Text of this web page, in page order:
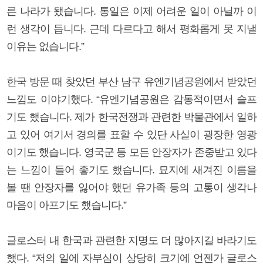
른 나라가 됐습니다. 통일은 이제 어려운 일이 아닐까 이
런 생각이 듭니다. 근데 다르다고 해서 평화롭게 못 지낼
이유는 없습니다.”
한국 방문 때 찾았던 부산 남구 유엔기념공원에서 받았던
느낌도 이야기했다. “유엔기념공원은 감동적이면서 슬프
기도 했습니다. 제가 한국전쟁과 관련한 박물관에서 일하
고 있어 여기서 경의를 표할 수 있단 사실이 굉장한 영광
이기도 했습니다. 영국군 등 모든 안장자가 존중받고 있다
는 느낌이 들어 좋기도 했습니다. 묘지에 새겨진 이름을
볼 땐 안장자를 잃어야 했던 유가족 등의 고통이 생각나
마음이 아프기도 했습니다.”
글로스터 내 한국과 관련한 지명도 더 많아지길 바라기도
했다. “저의 일에 자부심이 상당히 크기에 언젠가 글로스